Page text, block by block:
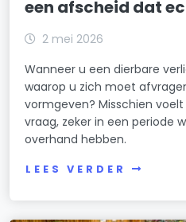
een afscheid dat
2 mei 2026
Wanneer u een dierbare
waarop u zich moet
vormgeven? Misschien
vraag, zeker in een periode
overhand hebben.
LEES VERDER